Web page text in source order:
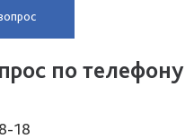
по телефону
18